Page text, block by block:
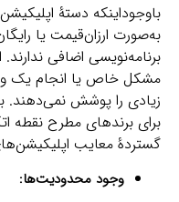
باوجوداینکه دستۀ
به‌صورت ارزان‌قیمت یا
برنامه‌نویسی اضافی
مشکل خاص یا انجام یک
زیادی را پوشش نمی‌دهند.
برای برندهای مطرح نقطه
گستردۀ معایب
وجود محدودیت‌ها: